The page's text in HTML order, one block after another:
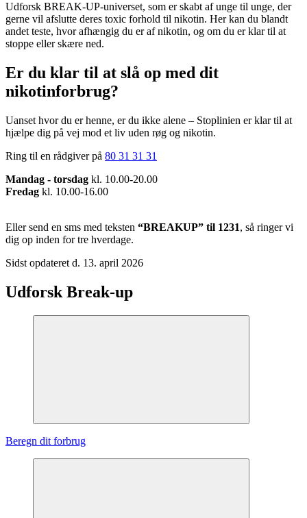
Udforsk BREAK-UP-universet, som er skabt af unge til unge, der
gerne vil afslutte deres toxic forhold til nikotin. Her kan du blandt
andet teste, hvor afhængig du er af nikotin, og om du er klar til at
stoppe eller skære ned.
Er du klar til at slå op med dit
nikotinforbrug?
Uanset hvor du er henne, er du ikke alene – Stoplinien er klar til at
hjælpe dig på vej mod et liv uden røg og nikotin.
Ring til en rådgiver på 80 31 31 31
Mandag - torsdag kl. 10.00-20.00
Fredag kl. 10.00-16.00
Eller send en sms med teksten “BREAKUP” til 1231, så ringer vi
dig op inden for tre hverdage.
Sidst opdateret d. 13. april 2026
Udforsk Break-up
Beregn dit forbrug